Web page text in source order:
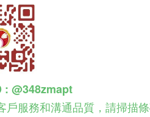
: @348zmapt
戶服務和溝通品質，請掃描